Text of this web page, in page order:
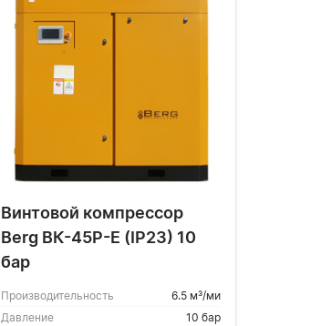
Винтовой компрессор
Berg ВК-45Р-Е (IP23) 10
бар
Производительность
6.5 м³/ми
Давление
10 бар